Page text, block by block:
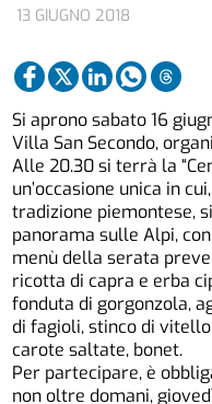
13 GIUGNO 2018
Si aprono sabato 16
Villa San Secondo,
Alle 20.30 si terrà la
un’occasione unica in
tradizione piemontese,
panorama sulle Alpi,
menù della serata
ricotta di capra e erba
fonduta di gorgonzola,
di fagioli, stinco di
carote saltate, bonet.
Per partecipare, è
non oltre domani,